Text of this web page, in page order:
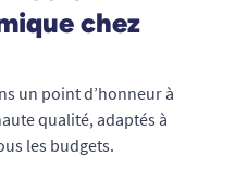
chez
un point d’honneur à
qualité, adaptés à
les budgets.